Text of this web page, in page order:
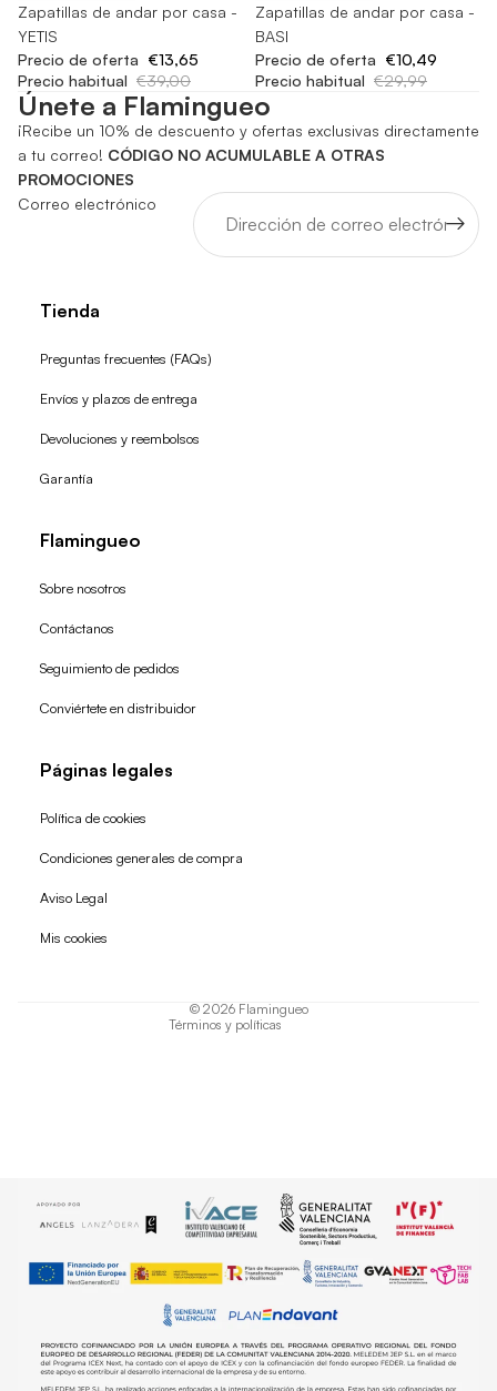
-65%
Zapatillas de andar por casa -
YETIS
Precio de oferta €13,65
Precio habitual €39,00
-65%
Zapatillas de andar por casa -
BASI
Precio de oferta €10,49
Precio habitual €29,99
Únete a Flamingueo
¡Recibe un 10% de descuento y ofertas exclusivas directamente
a tu correo! CÓDIGO NO ACUMULABLE A OTRAS
PROMOCIONES
Correo electrónico
Tienda
Preguntas frecuentes (FAQs)
Envíos y plazos de entrega
Devoluciones y reembolsos
Garantía
Flamingueo
Sobre nosotros
Contáctanos
Seguimiento de pedidos
Conviértete en distribuidor
Páginas legales
Política de cookies
Condiciones generales de compra
Aviso Legal
Mis cookies
© 2026 Flamingueo
Términos y políticas